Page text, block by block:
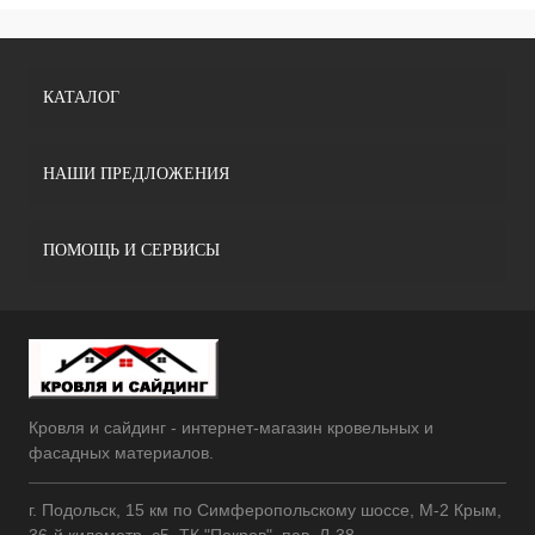
КАТАЛОГ
НАШИ ПРЕДЛОЖЕНИЯ
ПОМОЩЬ И СЕРВИСЫ
Кровля и сайдинг - интернет-магазин кровельных и
фасадных материалов.
г. Подольск, 15 км по Симферопольскому шоссе, М-2 Крым,